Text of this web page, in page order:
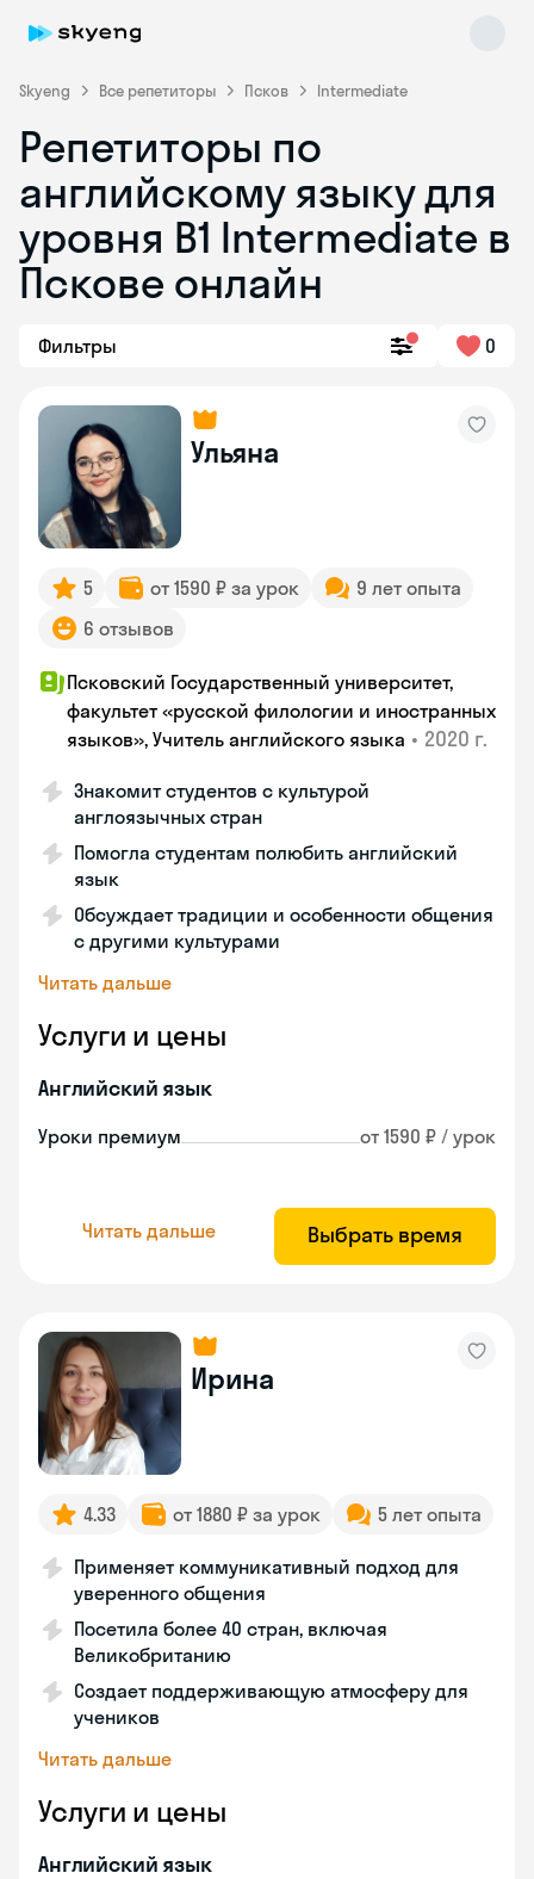
Skyeng Все репетиторы Псков Intermediate
Репетиторы по
английскому языку для
уровня B1 Intermediate в
Пскове онлайн
Фильтры 0
Ульяна
5 от 1590 ₽ за урок
9 лет опыта
6 отзывов
Псковский Государственный университет,
факультет «русской филологии и иностранных
языков», Учитель английского языка • 2020 г.
Знакомит студентов с культурой
англоязычных стран
Помогла студентам полюбить английский
язык
Обсуждает традиции и особенности общения
с другими культурами
Читать дальше
Услуги и цены
Английский язык
Уроки премиум от 1590 ₽ / урок
Читать дальше Выбрать время
Ирина
4.33 от 1880 ₽ за урок 5 лет опыта
Применяет коммуникативный подход для
уверенного общения
Посетила более 40 стран, включая
Великобританию
Создает поддерживающую атмосферу для
учеников
Читать дальше
Услуги и цены
Английский язык